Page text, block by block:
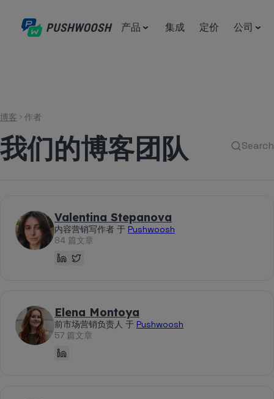
产品 集成 定价 公司
博客 作者
我们的博客团队 Search
Valentina Stepanova
内容营销写作者 于 Pushwoosh
84 篇文章
Elena Montoya
前市场营销负责人 于 Pushwoosh
57 篇文章